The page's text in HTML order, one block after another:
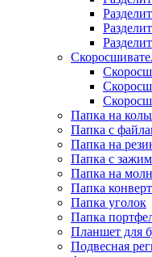
Папка на
Папка с
Папка на
Папка с
Папка на
Папка конверт
Папка уголок
Папка
Планшет для
Подвесная